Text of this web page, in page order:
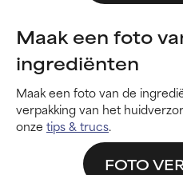
Maak een foto
ingrediënten
Maak een foto van de
verpakking van het
onze tips & trucs.
FOTO